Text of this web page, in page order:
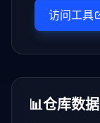
访问工具
📊仓库数据